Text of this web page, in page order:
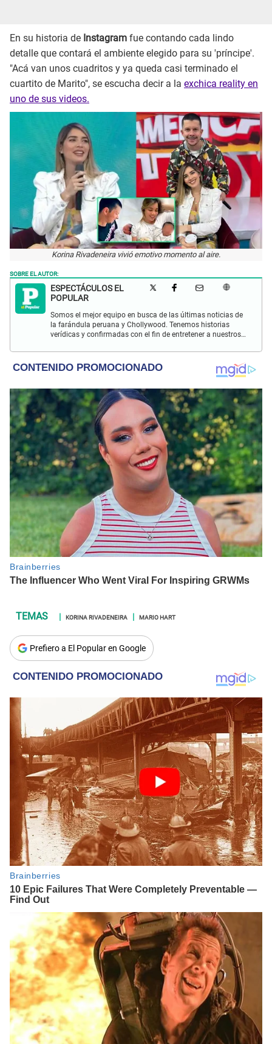
En su historia de Instagram fue contando cada lindo
detalle que contará el ambiente elegido para su 'príncipe'.
"Acá van unos cuadritos y ya queda casi terminado el
cuartito de Marito", se escucha decir a la exchica reality en
uno de sus videos.
Korina Rivadeneira vivió emotivo momento al aire.
SOBRE EL AUTOR:
ESPECTÁCULOS EL
POPULAR
Somos el mejor equipo en busca de las últimas noticias de
la farándula peruana y Chollywood. Tenemos historias
verídicas y confirmadas con el fin de entretener a nuestros
KORINA RIVADENEIRA MARIO HART
Prefiero a El Popular en Google